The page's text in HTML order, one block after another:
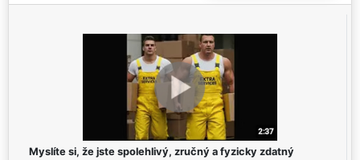
Myslíte si, že jste spolehlivý, zručný a fyzicky zdatný